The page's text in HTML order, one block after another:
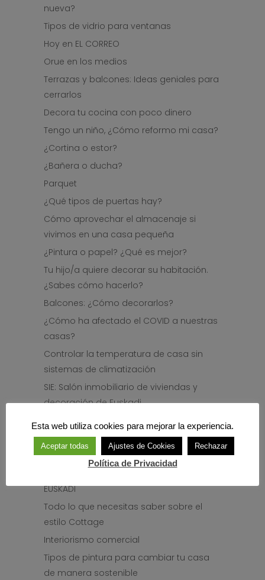
nueva?
Tipos de vidrio para ventanas
Hoy en EL CORREO
Orue en los medios
Terrazas y balcones: Ideas geniales para
cerrarlos
Decora tu cocina con poco dinero
Tengo un niño, ¿Cómo reformo mi casa?
¿Cortina o estor?
¿Bañera o ducha?
Parquet
¿Qué tipos de puertas hay?
Cómo aprovechar el almacenaje si
vivimos en una casa pequeña
¿Pintura o papel? ¿Qué es mejor?
Tu hijo/a quiere decorar su habitación.
¿Sabes cómo hacerlo?
Balcones: ¿Cómo decorarlos?
¿Cómo ha afectado el COVID a nuestras
casas?
Controlar la temperatura de casa sin
sistemas de climatización
SIE: Salón inmobiliario de viviendas y
decoración de Euskadi
Cocina: ¿Cómo distribuirla?
Las lámparas, grandes protagonistas
Orue en EL CORREO
EUSKADI
Todo lo que necesitas saber sobre el
estilo Cottage
Interiorismo comercial
Tipos de pintura para cambiar tu casa
de manera sostenible
Esta web utiliza cookies para mejorar la experiencia.
Aceptar todas Ajustes de Cookies Rechazar
Política de Privacidad